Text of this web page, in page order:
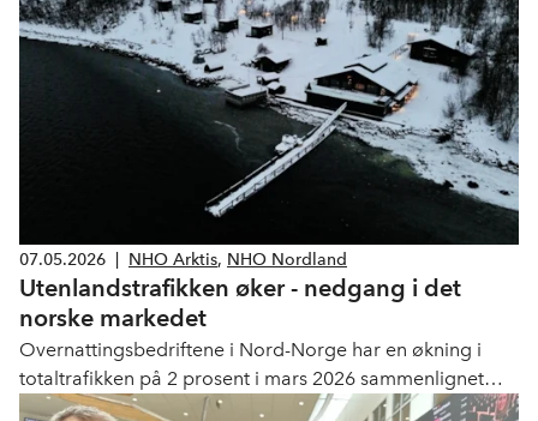
07.05.2026 NHO Arktis, NHO Nordland
Utenlandstrafikken øker - nedgang i det
norske markedet
Overnattingsbedriftene i Nord-Norge har en økning i
totaltrafikken på 2 prosent i mars 2026 sammenlignet
med mars 2025. Nordland og Troms har en økning i